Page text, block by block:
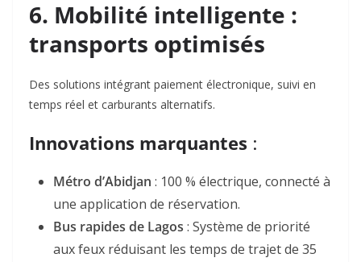
6. Mobilité intelligente :
transports optimisés
Des solutions intégrant paiement électronique, suivi en
temps réel et carburants alternatifs.
Innovations marquantes :
Métro d’Abidjan : 100 % électrique, connecté à
une application de réservation.
Bus rapides de Lagos : Système de priorité
aux feux réduisant les temps de trajet de 35